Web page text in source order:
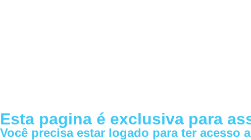
Esta pagina é exclusiva para
Você precisa estar logado para ter acesso